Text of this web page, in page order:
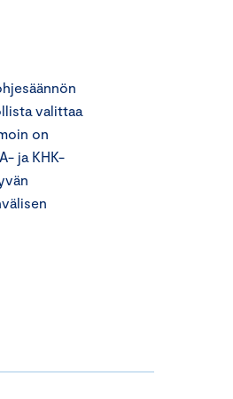
valittaa
on
ja KHK-